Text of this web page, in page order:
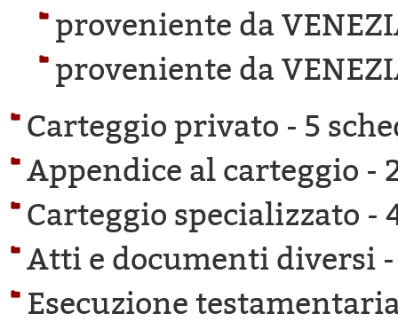
proveniente da
proveniente da
Carteggio privato - 5
Appendice al carteggio -
Carteggio specializzato -
Atti e documenti diversi
Esecuzione